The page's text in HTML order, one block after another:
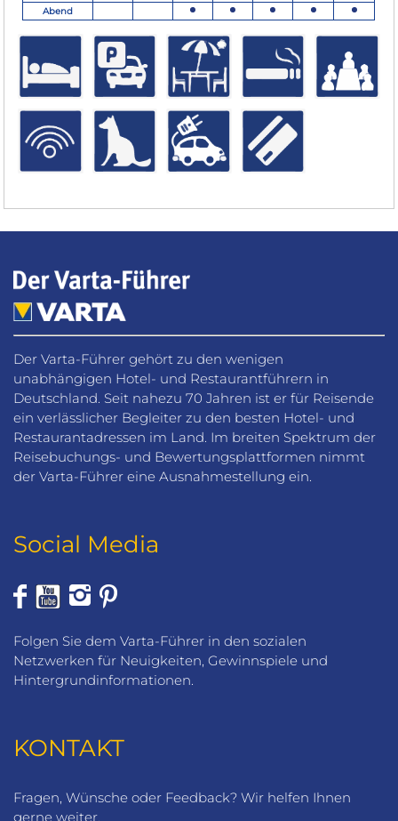
Abend
Der Varta-Führer gehört zu den wenigen
unabhängigen Hotel- und Restaurantführern in
Deutschland. Seit nahezu 70 Jahren ist er für Reisende
ein verlässlicher Begleiter zu den besten Hotel- und
Restaurantadressen im Land. Im breiten Spektrum der
Reisebuchungs- und Bewertungsplattformen nimmt
der Varta-Führer eine Ausnahmestellung ein.
Social Media
Folgen Sie dem Varta-Führer in den sozialen
Netzwerken für Neuigkeiten, Gewinnspiele und
Hintergrundinformationen.
KONTAKT
Fragen, Wünsche oder Feedback? Wir helfen Ihnen
gerne weiter.